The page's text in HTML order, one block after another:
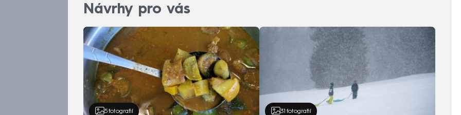
Návrhy pro vás
5 fotografií 31 fotografií